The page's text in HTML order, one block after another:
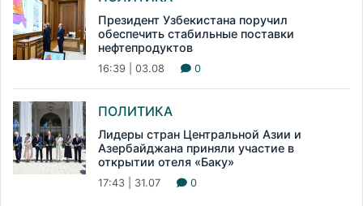
Президент Узбекистана поручил
обеспечить стабильные поставки
нефтепродуктов
16:39 | 03.08 0
ПОЛИТИКА
Лидеры стран Центральной Азии и
Азербайджана приняли участие в
открытии отеля «Баку»
17:43 | 31.07 0